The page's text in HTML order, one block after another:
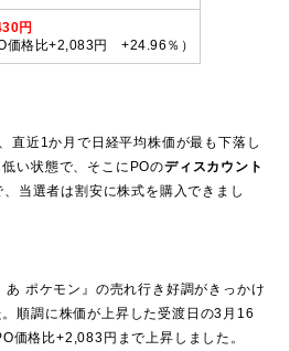
円
価格比+2,083円 +24.96％）
直近1か月で日経平均株価が最も下落し
い状態で、そこにPOのディスカウント
当選者は割安に株式を購入できまし
ポケモン』の売れ行き好調がきっかけ
順調に株価が上昇した受渡日の3月16
価格比+2,083円まで上昇しました。